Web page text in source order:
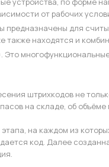
от рабочих
предназначены для
также находятся и
штрихкодов не
на складе, об объёме
на каждом из
код. Далее